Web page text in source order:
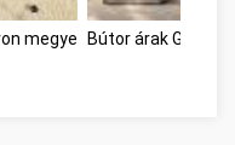
megye Bútor árak Győr-